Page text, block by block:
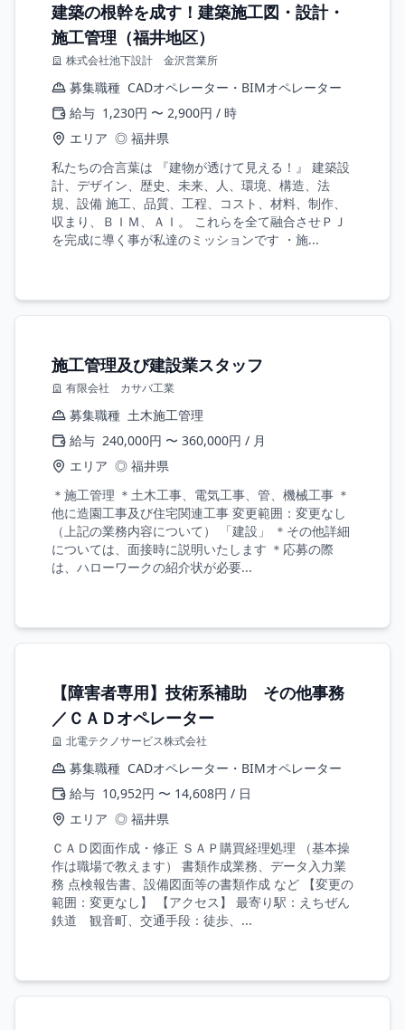
建築の根幹を成す！建築施工図・設計・
施工管理（福井地区）
株式会社池下設計 金沢営業所
募集職種 CADオペレーター・BIMオペレーター
給与 1,230円 〜 2,900円 / 時
エリア ◎ 福井県
私たちの合言葉は 『建物が透けて見える！』 建築設
計、デザイン、歴史、未来、人、環境、構造、法
規、設備 施工、品質、工程、コスト、材料、制作、
収まり、ＢＩＭ、ＡＩ。 これらを全て融合させＰＪ
を完成に導く事が私達のミッションです ・施...
施工管理及び建設業スタッフ
有限会社 カサバ工業
募集職種 土木施工管理
給与 240,000円 〜 360,000円 / 月
エリア ◎ 福井県
＊施工管理 ＊土木工事、電気工事、管、機械工事 ＊
他に造園工事及び住宅関連工事 変更範囲：変更なし
（上記の業務内容について） 「建設」 ＊その他詳細
については、面接時に説明いたします ＊応募の際
は、ハローワークの紹介状が必要...
【障害者専用】技術系補助 その他事務
／ＣＡＤオペレーター
北電テクノサービス株式会社
募集職種 CADオペレーター・BIMオペレーター
給与 10,952円 〜 14,608円 / 日
エリア ◎ 福井県
ＣＡＤ図面作成・修正 ＳＡＰ購買経理処理 （基本操
作は職場で教えます） 書類作成業務、データ入力業
務 点検報告書、設備図面等の書類作成 など 【変更の
範囲：変更なし】 【アクセス】 最寄り駅：えちぜん
鉄道 観音町、交通手段：徒歩、...